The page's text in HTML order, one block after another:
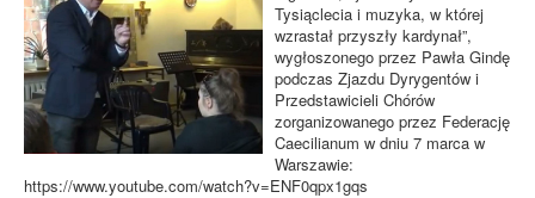
Tysiąclecia i muzyka, w której
wzrastał przyszły kardynał”,
wygłoszonego przez Pawła Gindę
podczas Zjazdu Dyrygentów i
Przedstawicieli Chórów
zorganizowanego przez Federację
Caecilianum w dniu 7 marca w
Warszawie:
https://www.youtube.com/watch?v=ENF0qpx1gqs